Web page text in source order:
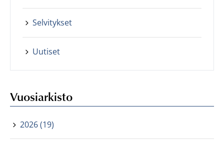
Selvitykset
Uutiset
Vuosiarkisto
2026 (19)